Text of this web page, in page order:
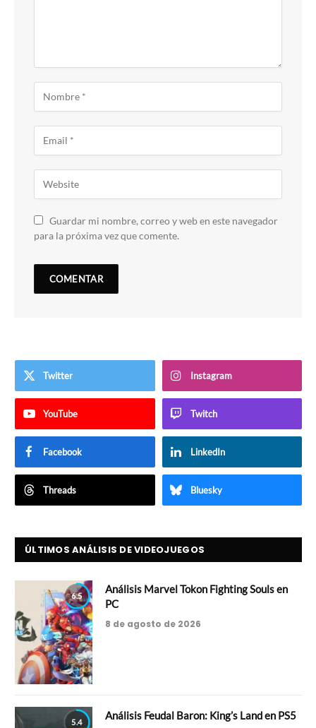
Guardar mi nombre, correo y web en este navegador
para la próxima vez que comente.
Twitter Instagram
YouTube Twitch
Facebook LinkedIn
Threads Bluesky
ÚLTIMOS ANÁLISIS DE VIDEOJUEGOS
6.5
Análisis Marvel Tokon Fighting Souls en
PC
8 de agosto de 2026
5.4
Análisis Feudal Baron: King’s Land en PS5